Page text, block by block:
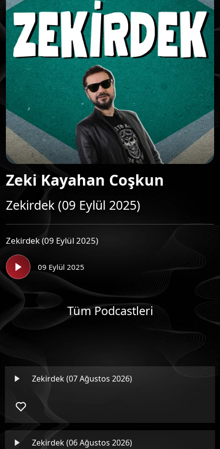
Zeki Kayahan Coşkun
Zekirdek (09 Eylül 2025)
Zekirdek (09 Eylül 2025)
09 Eylül 2025
Tüm Podcastleri
Zekirdek (07 Ağustos 2026)
Zekirdek (06 Ağustos 2026)